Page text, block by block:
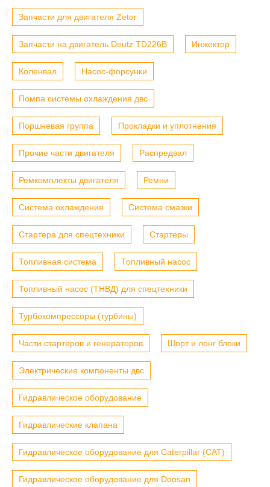
Запчасти для двигателя Zetor
Запчасти на двигатель Deutz TD226B Инжектор
Коленвал Насос-форсунки
Помпа системы охлаждения двс
Поршневая группа Прокладки и уплотнения
Прочие части двигателя Распредвал
Ремкомплекты двигателя Ремни
Система охлаждения Система смазки
Стартера для спецтехники Стартеры
Топливная система Топливный насос
Топливный насос (ТНВД) для спецтехники
Турбокомпрессоры (турбины)
Части стартеров и генераторов Шорт и лонг блоки
Электрические компоненты двс
Гидравлическое оборудование
Гидравлические клапана
Гидравлическое оборудование для Caterpillar (CAT)
Гидравлическое оборудование для Doosan